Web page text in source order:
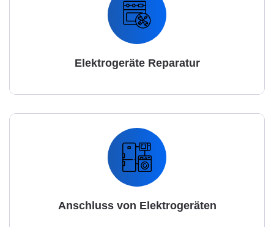
Elektrogeräte Reparatur
Anschluss von Elektrogeräten